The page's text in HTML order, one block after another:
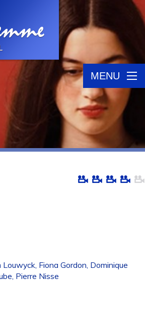
MENU
Fiona Gordon, Dominique
Pierre Nisse